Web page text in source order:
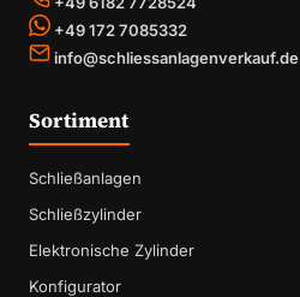
+49 172 7085332
info@schliessanlagenverkauf.de
Sortiment
Schließanlagen
Schließzylinder
Elektronische Zylinder
Konfigurator